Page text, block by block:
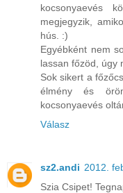
kocsonyaevés
megjegyzik,
hús. :)
Egyébként nem
lassan főzöd, úgy
Sok sikert a
élmény és
kocsonyaevés
Válasz
sz2.andi 2012.
Szia Csipet!